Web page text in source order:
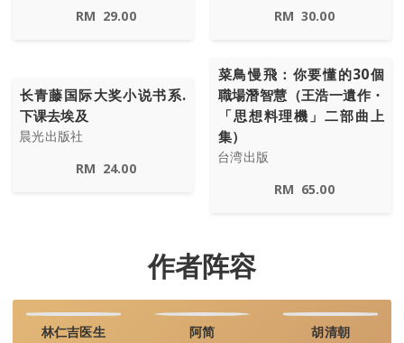
RM 29.00
RM 30.00
长青藤国际大奖小说书系.
下课去埃及
晨光出版社
RM 24.00
菜鳥慢飛：你要懂的30個
職場潛智慧（王浩一遺作・
「思想料理機」二部曲上
集）
台湾出版
RM 65.00
作者阵容
林仁吉医生 阿简 胡清朝